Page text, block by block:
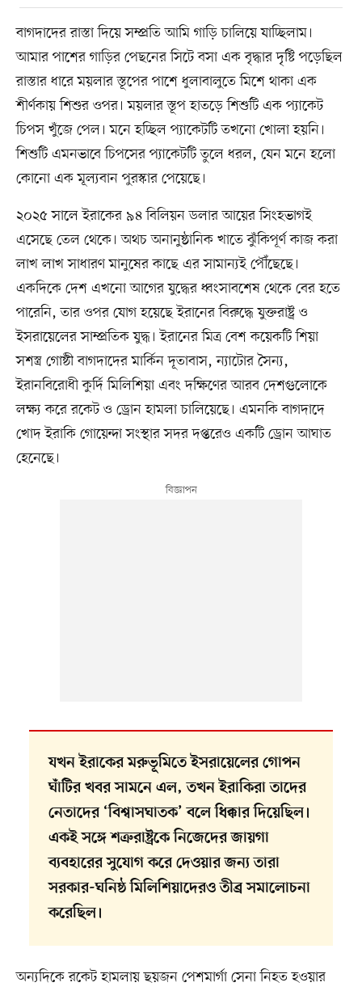
বাগদাদের রাস্তা দিয়ে সম্প্রতি আমি গাড়ি চালিয়ে যাচ্ছিলাম।
আমার পাশের গাড়ির পেছনের সিটে বসা এক বৃদ্ধার দৃষ্টি পড়েছিল
রাস্তার ধারে ময়লার স্তূপের পাশে ধুলাবালুতে মিশে থাকা এক
শীর্ণকায় শিশুর ওপর। ময়লার স্তূপ হাতড়ে শিশুটি এক প্যাকেট
চিপস খুঁজে পেল। মনে হচ্ছিল প্যাকেটটি তখনো খোলা হয়নি।
শিশুটি এমনভাবে চিপসের প্যাকেটটি তুলে ধরল, যেন মনে হলো
কোনো এক মূল্যবান পুরস্কার পেয়েছে।
২০২৫ সালে ইরাকের ৯৪ বিলিয়ন ডলার আয়ের সিংহভাগই
এসেছে তেল থেকে। অথচ অনানুষ্ঠানিক খাতে ঝুঁকিপূর্ণ কাজ করা
লাখ লাখ সাধারণ মানুষের কাছে এর সামান্যই পৌঁছেছে।
একদিকে দেশ এখনো আগের যুদ্ধের ধ্বংসাবশেষ থেকে বের হতে
পারেনি, তার ওপর যোগ হয়েছে ইরানের বিরুদ্ধে যুক্তরাষ্ট্র ও
ইসরায়েলের সাম্প্রতিক যুদ্ধ। ইরানের মিত্র বেশ কয়েকটি শিয়া
সশস্ত্র গোষ্ঠী বাগদাদের মার্কিন দূতাবাস, ন্যাটোর সৈন্য,
ইরানবিরোধী কুর্দি মিলিশিয়া এবং দক্ষিণের আরব দেশগুলোকে
লক্ষ্য করে রকেট ও ড্রোন হামলা চালিয়েছে। এমনকি বাগদাদে
খোদ ইরাকি গোয়েন্দা সংস্থার সদর দপ্তরেও একটি ড্রোন আঘাত
হেনেছে।
যখন ইরাকের মরুভূমিতে ইসরায়েলের গোপন
ঘাঁটির খবর সামনে এল, তখন ইরাকিরা তাদের
নেতাদের ‘বিশ্বাসঘাতক’ বলে ধিক্কার দিয়েছিল।
একই সঙ্গে শত্রুরাষ্ট্রকে নিজেদের জায়গা
ব্যবহারের সুযোগ করে দেওয়ার জন্য তারা
সরকার-ঘনিষ্ঠ মিলিশিয়াদেরও তীব্র সমালোচনা
করেছিল।
অন্যদিকে রকেট হামলায় ছয়জন পেশমার্গা সেনা নিহত হওয়ার